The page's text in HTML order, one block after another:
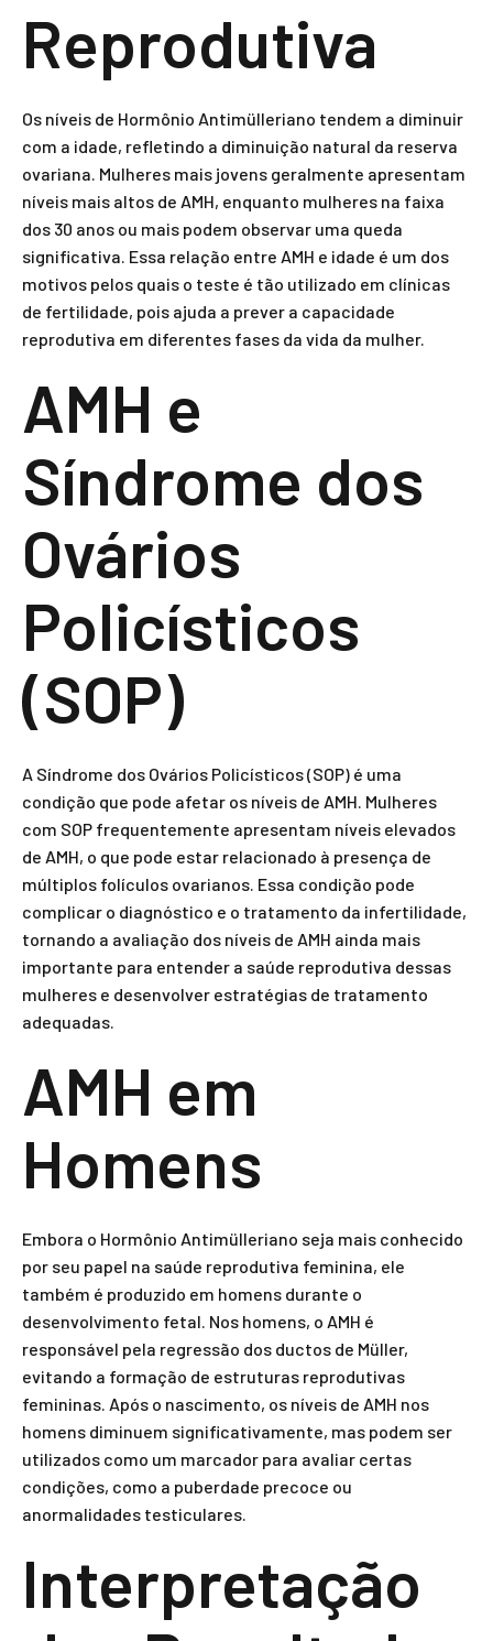
Reprodutiva
Os níveis de Hormônio Antimülleriano tendem a diminuir
com a idade, refletindo a diminuição natural da reserva
ovariana. Mulheres mais jovens geralmente apresentam
níveis mais altos de AMH, enquanto mulheres na faixa
dos 30 anos ou mais podem observar uma queda
significativa. Essa relação entre AMH e idade é um dos
motivos pelos quais o teste é tão utilizado em clínicas
de fertilidade, pois ajuda a prever a capacidade
reprodutiva em diferentes fases da vida da mulher.
AMH e
Síndrome dos
Ovários
Policísticos
(SOP)
A Síndrome dos Ovários Policísticos (SOP) é uma
condição que pode afetar os níveis de AMH. Mulheres
com SOP frequentemente apresentam níveis elevados
de AMH, o que pode estar relacionado à presença de
múltiplos folículos ovarianos. Essa condição pode
complicar o diagnóstico e o tratamento da infertilidade,
tornando a avaliação dos níveis de AMH ainda mais
importante para entender a saúde reprodutiva dessas
mulheres e desenvolver estratégias de tratamento
adequadas.
AMH em
Homens
Embora o Hormônio Antimülleriano seja mais conhecido
por seu papel na saúde reprodutiva feminina, ele
também é produzido em homens durante o
desenvolvimento fetal. Nos homens, o AMH é
responsável pela regressão dos ductos de Müller,
evitando a formação de estruturas reprodutivas
femininas. Após o nascimento, os níveis de AMH nos
homens diminuem significativamente, mas podem ser
utilizados como um marcador para avaliar certas
condições, como a puberdade precoce ou
anormalidades testiculares.
Interpretação